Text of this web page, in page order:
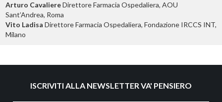
Arturo CavaliereDirettore Farmacia Ospedaliera, AOU
Sant’Andrea, Roma
Vito Ladisa Direttore Farmacia Ospedaliera, Fondazione IRCCS INT,
Milano
ISCRIVITI ALLA NEWSLETTER VA' PENSIERO